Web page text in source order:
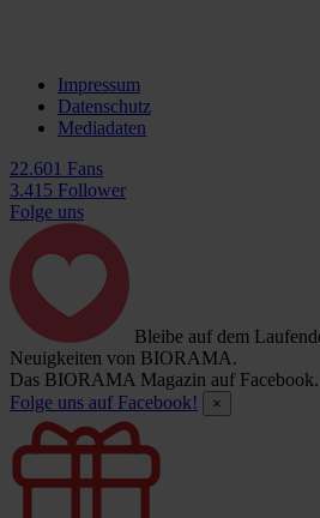
Impressum
Datenschutz
Mediadaten
22.601 Fans
3.415 Follower
Folge uns
Bleibe auf dem
Neuigkeiten von BIORAMA.
Das BIORAMA Magazin auf Facebook.
Folge uns auf Facebook!
×